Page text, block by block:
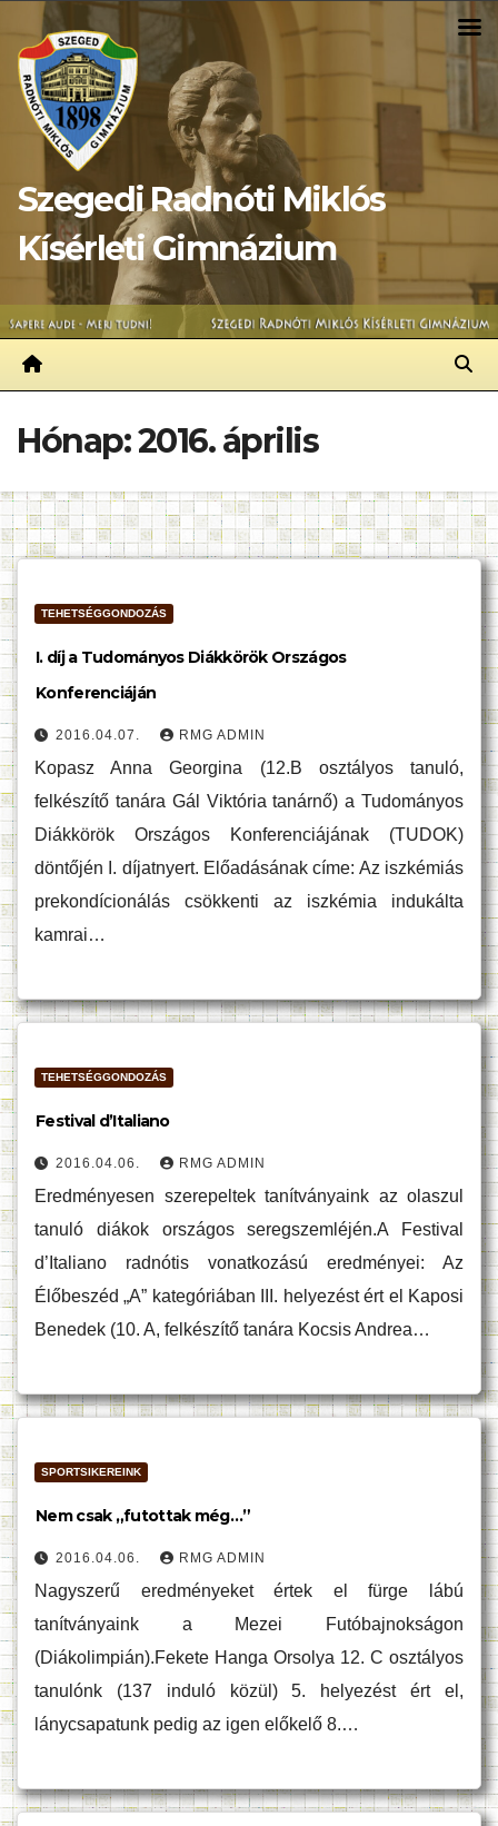
content
Szegedi Radnóti Miklós
Kísérleti Gimnázium
Hónap:2016. április
TEHETSÉGGONDOZÁS
I. díj a Tudományos Diákkörök Országos
Konferenciáján
2016.04.07. RMG ADMIN
Kopasz Anna Georgina (12.B osztályos tanuló,
felkészítő tanára Gál Viktória tanárnő) a Tudományos
Diákkörök Országos Konferenciájának (TUDOK)
döntőjén I. díjatnyert. Előadásának címe: Az iszkémiás
prekondícionálás csökkenti az iszkémia indukálta
kamrai…
TEHETSÉGGONDOZÁS
Festival d’Italiano
2016.04.06. RMG ADMIN
Eredményesen szerepeltek tanítványaink az olaszul
tanuló diákok országos seregszemléjén.A Festival
d’Italiano radnótis vonatkozású eredményei: Az
Élőbeszéd „A” kategóriában III. helyezést ért el Kaposi
Benedek (10. A, felkészítő tanára Kocsis Andrea…
SPORTSIKEREINK
Nem csak „futottak még…”
2016.04.06. RMG ADMIN
Nagyszerű eredményeket értek el fürge lábú
tanítványaink a Mezei Futóbajnokságon
(Diákolimpián).Fekete Hanga Orsolya 12. C osztályos
tanulónk (137 induló közül) 5. helyezést ért el,
lánycsapatunk pedig az igen előkelő 8.…